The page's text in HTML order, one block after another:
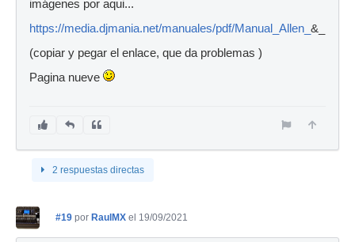
imágenes por aqui...
https://media.djmania.net/manuales/pdf/Manual_Allen_
(copiar y pegar el enlace, que da problemas )
Pagina nueve
2 respuestas directas
#19 por RaulMX el 19/09/2021